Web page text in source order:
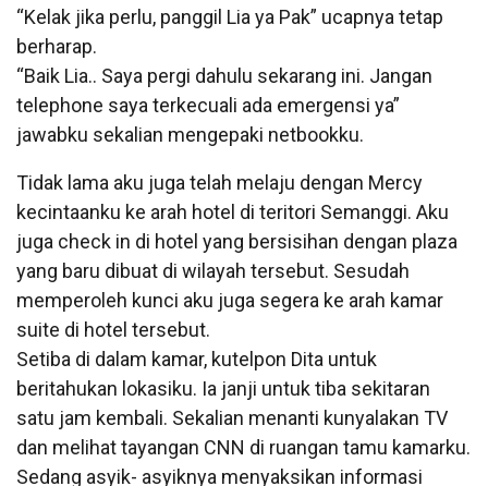
“Kelak jika perlu, panggil Lia ya Pak” ucapnya tetap
berharap.
“Baik Lia.. Saya pergi dahulu sekarang ini. Jangan
telephone saya terkecuali ada emergensi ya”
jawabku sekalian mengepaki netbookku.
Tidak lama aku juga telah melaju dengan Mercy
kecintaanku ke arah hotel di teritori Semanggi. Aku
juga check in di hotel yang bersisihan dengan plaza
yang baru dibuat di wilayah tersebut. Sesudah
memperoleh kunci aku juga segera ke arah kamar
suite di hotel tersebut.
Setiba di dalam kamar, kutelpon Dita untuk
beritahukan lokasiku. Ia janji untuk tiba sekitaran
satu jam kembali. Sekalian menanti kunyalakan TV
dan melihat tayangan CNN di ruangan tamu kamarku.
Sedang asyik- asyiknya menyaksikan informasi